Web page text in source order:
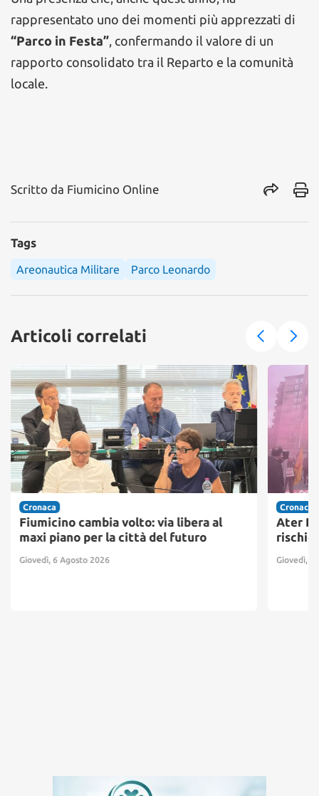
rappresentato uno dei momenti più apprezzati di
“Parco in Festa”, confermando il valore di un
rapporto consolidato tra il Reparto e la comunità
locale.
Scritto da Fiumicino Online
Tags
Areonautica Militare Parco Leonardo
Articoli correlati
Cronaca
Fiumicino cambia volto: via libera al
maxi piano per la città del futuro
Giovedì, 6 Agosto 2026
Cronaca
Ater
rischio
Giovedì, 6